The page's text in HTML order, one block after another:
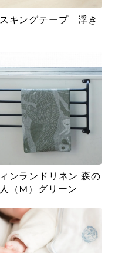
キングテープ 浮き
ンランドリネン 森の
（M）グリーン